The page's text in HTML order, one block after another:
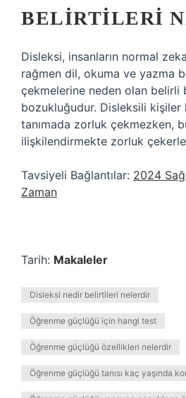
BELIRTILERI
Disleksi, insanların normal
rağmen dil, okuma ve yazma
çekmelerine neden olan belirli
bozukluğudur. Disleksili kişiler
tanımada zorluk çekmezken,
ilişkilendirmekte zorluk
Tavsiyeli Bağlantılar: 2024
Zaman
Tarih: Makaleler
Disleksi nedir belirtileri nelerdir
Öğrenme güçlüğü için hangi test
Öğrenme güçlüğü özellikleri nelerdir
Öğrenme güçlüğü tanısı kaç yaşında